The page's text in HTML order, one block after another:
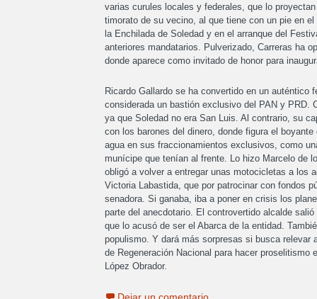
varias curules locales y federales, que lo
timorato de su vecino, al que tiene con un pie en
la Enchilada de Soledad y en el arranque del
anteriores mandatarios. Pulverizado, Carreras ha
donde aparece como invitado de honor para
Ricardo Gallardo se ha convertido en un
considerada un bastión exclusivo del PAN y PRD.
ya que Soledad no era San Luis. Al contrario, su
con los barones del dinero, donde figura el
agua en sus fraccionamientos exclusivos, como
munícipe que tenían al frente. Lo hizo Marcelo de
obligó a volver a entregar unas motocicletas a los
Victoria Labastida, que por patrocinar con fondos
senadora. Si ganaba, iba a poner en crisis los
parte del anecdotario. El controvertido alcalde
que lo acusó de ser el Abarca de la entidad.
populismo. Y dará más sorpresas si busca relevar
de Regeneración Nacional para hacer
López Obrador.